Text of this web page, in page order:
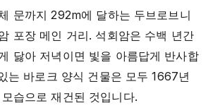
문까지 292m에 달하는 두브로브니
포장 메인 거리. 석회암은 수백 년간
닳아 저녁이면 빛을 아름답게 반사합
는 바로크 양식 건물은 모두 1667년
습으로 재건된 것입니다.